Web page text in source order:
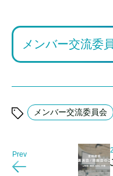
メンバー交流委
メンバー交流委員会
Prev